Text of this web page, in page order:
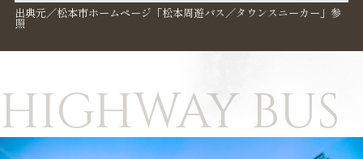
出典元／松本市ホームページ「松本周遊バス／タウンスニーカー」参
照
HIGHWAY BUS